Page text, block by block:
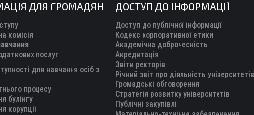
ДЛЯ ГРОМАДЯН
комісія
послуг
для навчання осіб з
процесу
булінгу
корупції
ДОСТУП ДО ІНФОРМАЦІЇ
Доступ до публічної інформації
Кодекс корпоративної етики
Академічна доброчесність
Акредитація
Звіти ректорів
Річний звіт про діяльність університетів
Громадські обговорення
Стратегія розвитку університетів
Публічні закупівлі